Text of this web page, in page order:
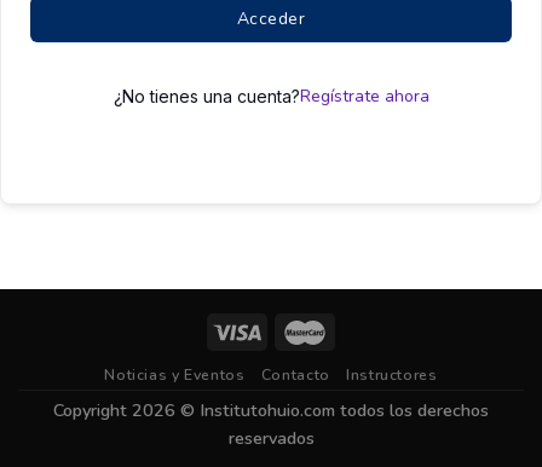
Acceder
¿No tienes una cuenta?Regístrate ahora
Noticias y Eventos Contacto Instructores
Copyright 2026 © Institutohuio.com todos los derechos
reservados